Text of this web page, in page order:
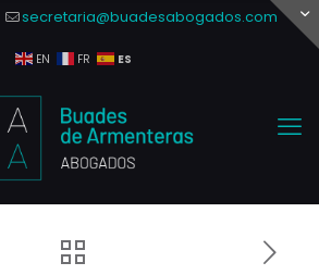
secretaria@buadesabogados.com
EN FR ES